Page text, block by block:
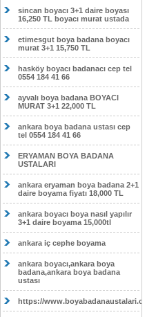
sincan boyacı 3+1 daire boyası
16,250 TL boyacı murat ustada
etimesgut boya badana boyacı
murat 3+1 15,750 TL
hasköy boyacı badanacı cep tel
0554 184 41 66
ayvalı boya badana BOYACI
MURAT 3+1 22,000 TL
ankara boya badana ustası cep
tel 0554 184 41 66
ERYAMAN BOYA BADANA
USTALARI
ankara eryaman boya badana 2+1
daire boyama fiyatı 18,000 TL
ankara boyacı boya nasıl yapılır
3+1 daire boyama 15,000tl
ankara iç cephe boyama
ankara boyacı,ankara boya
badana,ankara boya badana
ustası
https://www.boyabadanaustalari.com/